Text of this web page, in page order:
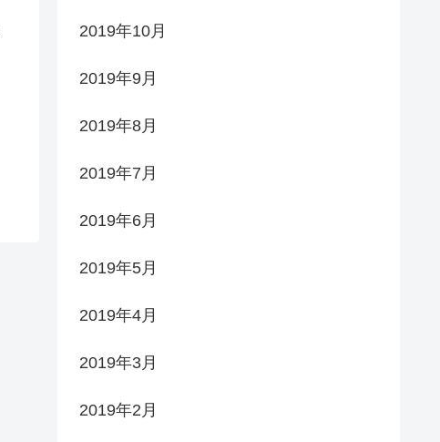
2019年10月
2019年9月
2019年8月
2019年7月
2019年6月
2019年5月
2019年4月
2019年3月
2019年2月